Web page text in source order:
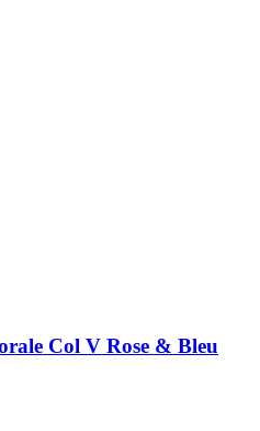
Col V Rose & Bleu